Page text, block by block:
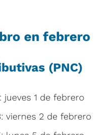
en febrero
(PNC)
jueves 1 de febrero
viernes 2 de febrero